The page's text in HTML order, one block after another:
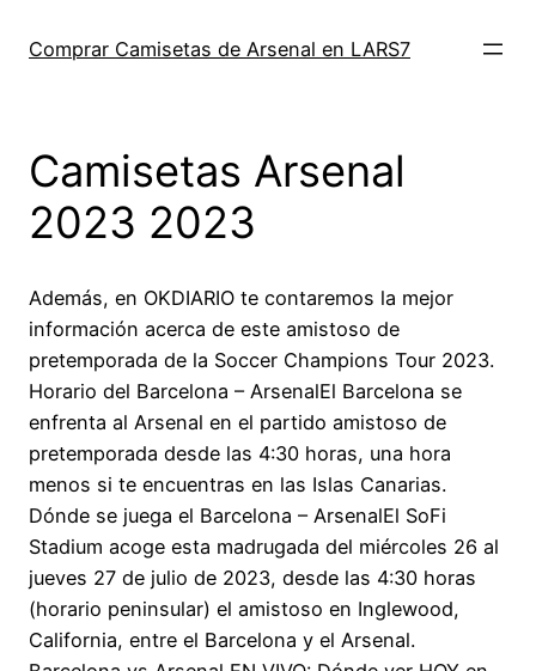
Comprar Camisetas de Arsenal en LARS7
Camisetas Arsenal
2023 2023
Además, en OKDIARIO te contaremos la mejor
información acerca de este amistoso de
pretemporada de la Soccer Champions Tour 2023.
Horario del Barcelona – ArsenalEl Barcelona se
enfrenta al Arsenal en el partido amistoso de
pretemporada desde las 4:30 horas, una hora
menos si te encuentras en las Islas Canarias.
Dónde se juega el Barcelona – ArsenalEl SoFi
Stadium acoge esta madrugada del miércoles 26 al
jueves 27 de julio de 2023, desde las 4:30 horas
(horario peninsular) el amistoso en Inglewood,
California, entre el Barcelona y el Arsenal.